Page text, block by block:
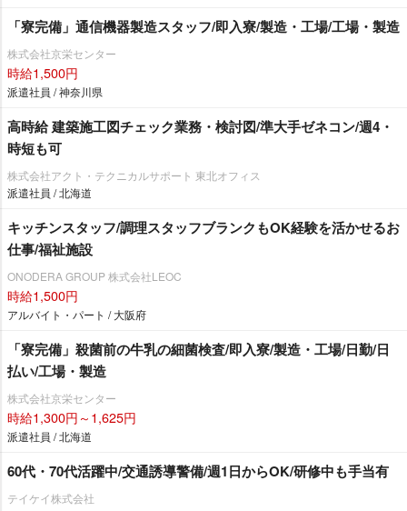
「寮完備」通信機器製造スタッフ/即入寮/製造・工場/工場・製造
株式会社京栄センター
時給1,500円
派遣社員 / 神奈川県
高時給 建築施工図チェック業務・検討図/準大手ゼネコン/週4・
時短も可
株式会社アクト・テクニカルサポート 東北オフィス
派遣社員 / 北海道
キッチンスタッフ/調理スタッフブランクもOK経験を活かせるお
仕事/福祉施設
ONODERA GROUP 株式会社LEOC
時給1,500円
アルバイト・パート / 大阪府
「寮完備」殺菌前の牛乳の細菌検査/即入寮/製造・工場/日勤/日
払い/工場・製造
株式会社京栄センター
時給1,300円～1,625円
派遣社員 / 北海道
60代・70代活躍中/交通誘導警備/週1日からOK/研修中も手当有
テイケイ株式会社